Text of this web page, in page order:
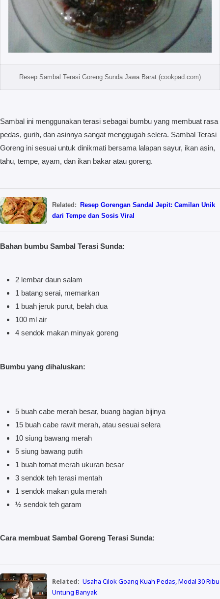
Resep Sambal Terasi Goreng Sunda Jawa Barat (cookpad.com)
Sambal ini menggunakan terasi sebagai bumbu yang membuat rasa
pedas, gurih, dan asinnya sangat menggugah selera. Sambal Terasi
Goreng ini sesuai untuk dinikmati bersama lalapan sayur, ikan asin,
tahu, tempe, ayam, dan ikan bakar atau goreng.
Related: Resep Gorengan Sandal Jepit: Camilan Unik
dari Tempe dan Sosis Viral
Bahan bumbu Sambal Terasi Sunda:
2 lembar daun salam
1 batang serai, memarkan
1 buah jeruk purut, belah dua
100 ml air
4 sendok makan minyak goreng
Bumbu yang dihaluskan:
5 buah cabe merah besar, buang bagian bijinya
15 buah cabe rawit merah, atau sesuai selera
10 siung bawang merah
5 siung bawang putih
1 buah tomat merah ukuran besar
3 sendok teh terasi mentah
1 sendok makan gula merah
½ sendok teh garam
Cara membuat Sambal Goreng Terasi Sunda:
Related: Usaha Cilok Goang Kuah Pedas, Modal 30 Ribu
Untung Banyak